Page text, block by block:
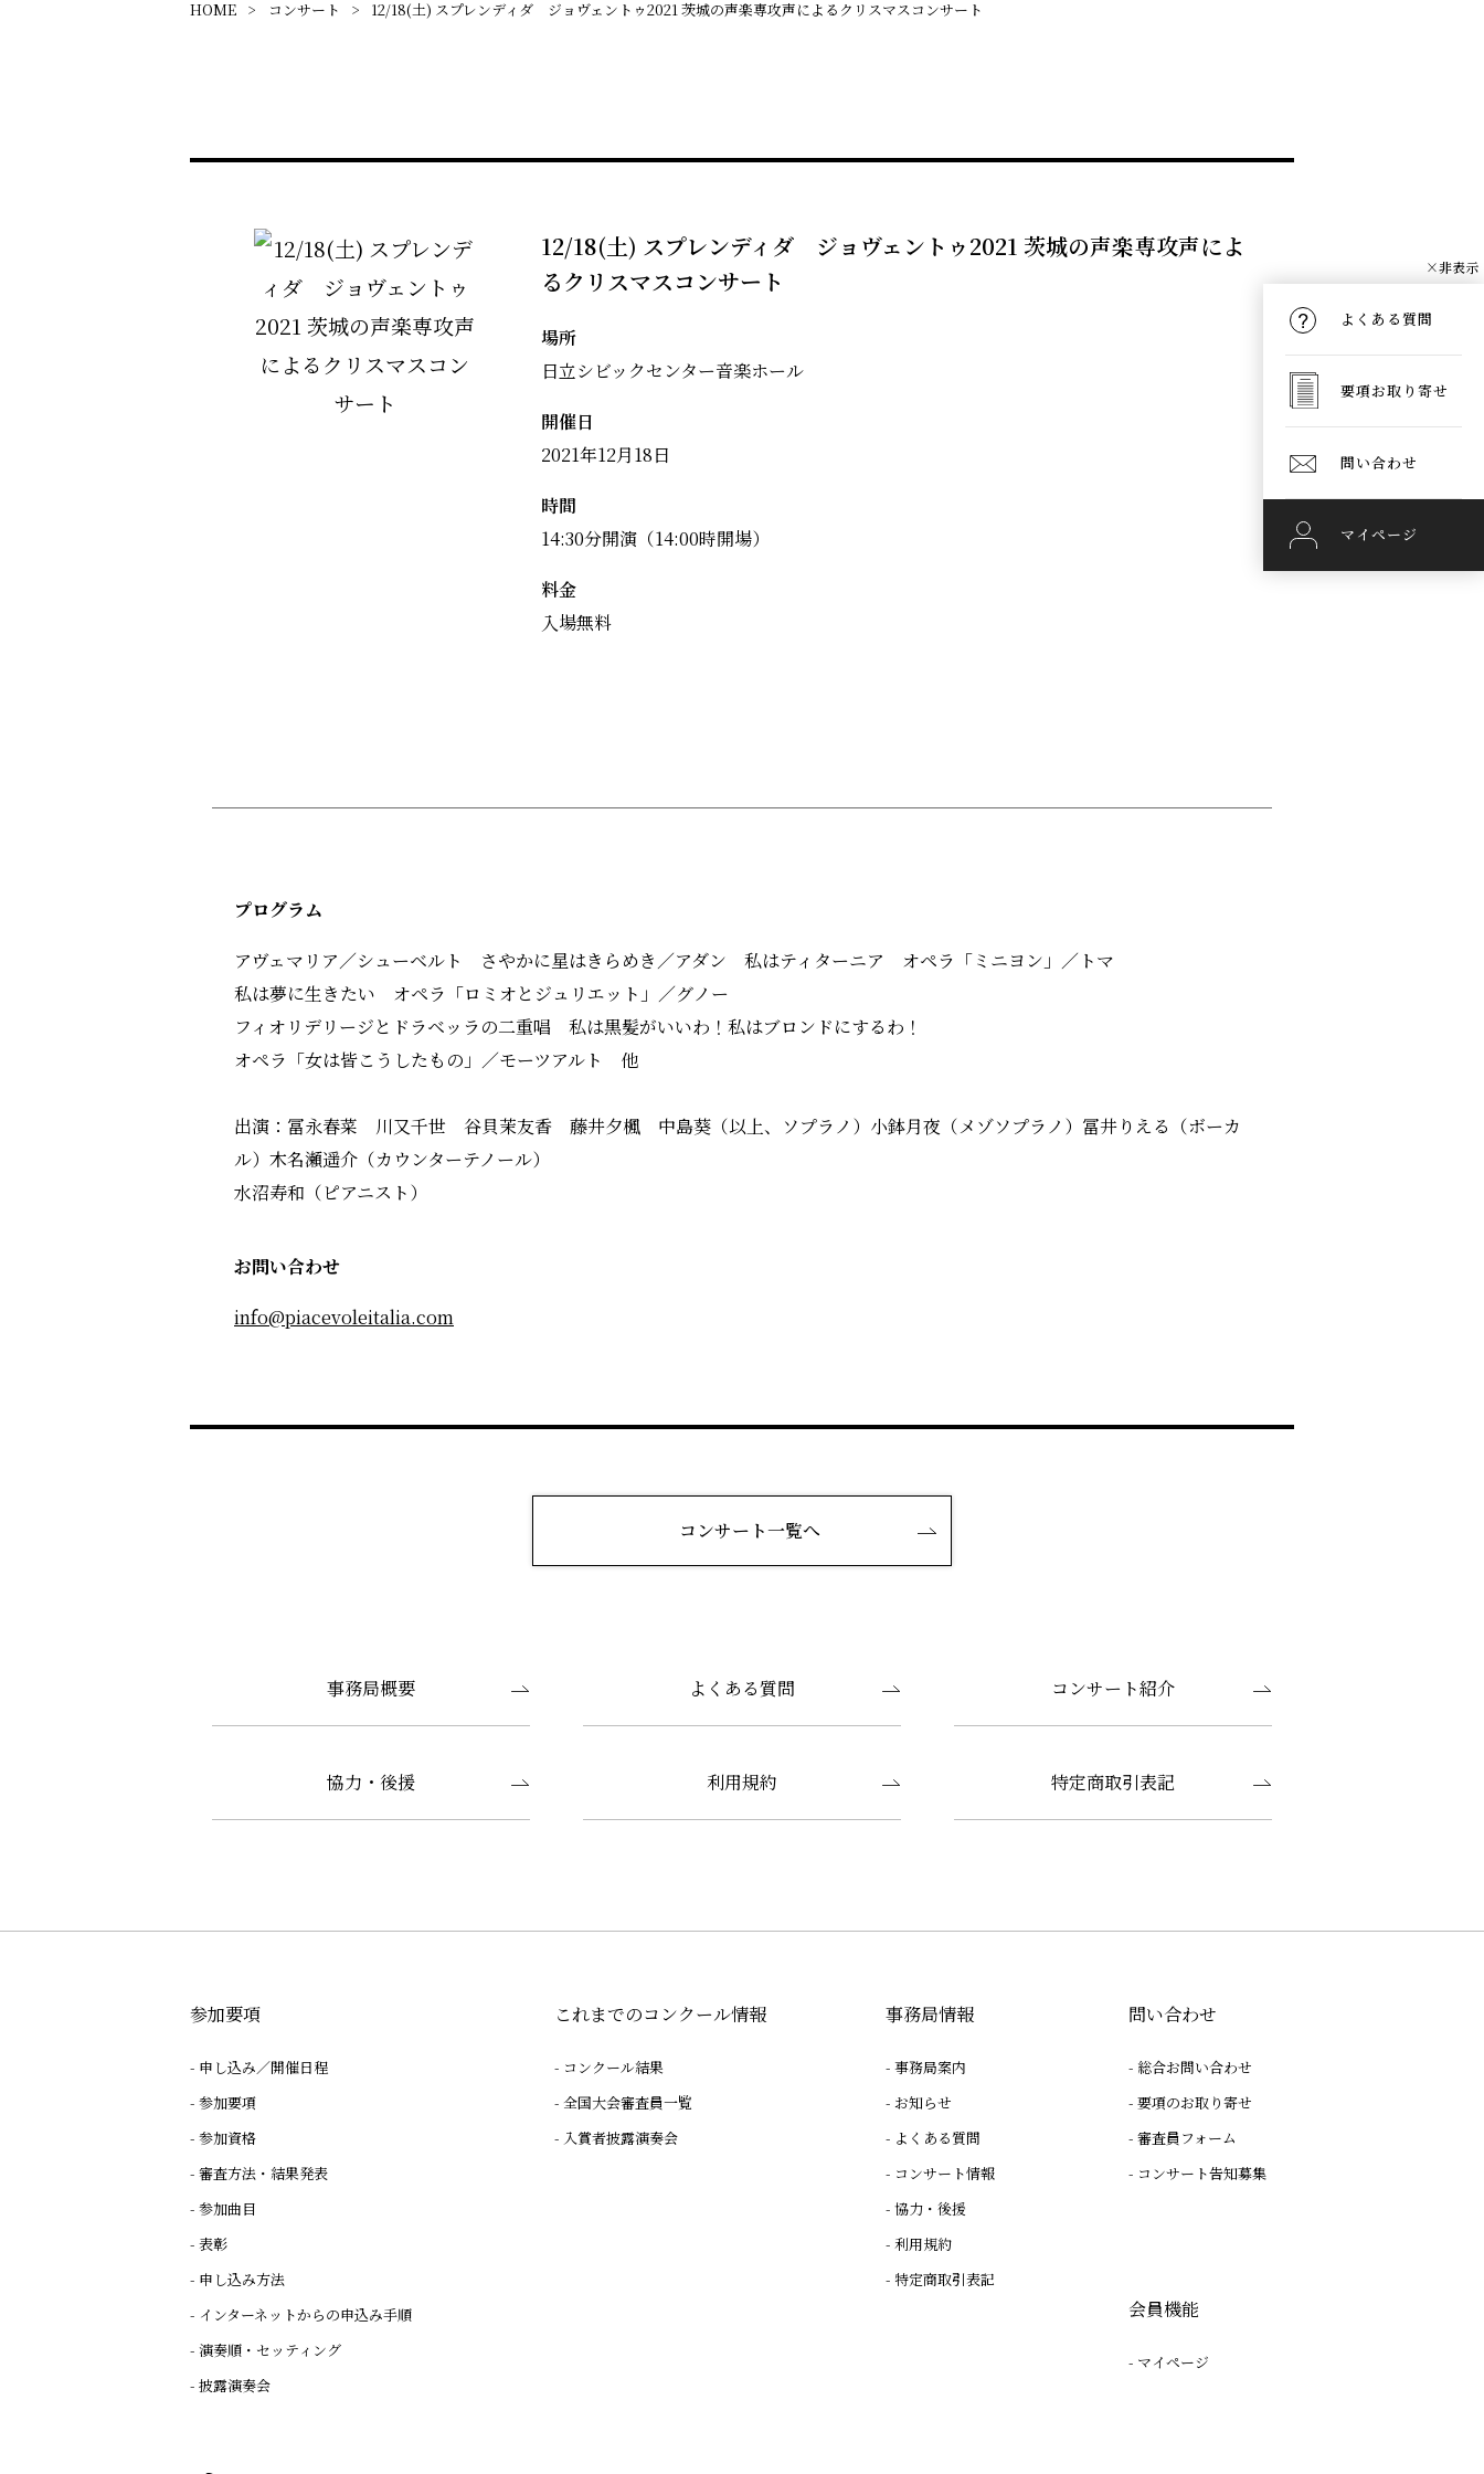
よくある質問
要項お取り寄せ
問い合わせ
マイページ
×非表示
HOME コンサート 12/18(土) スプレンディダ ジョヴェントゥ2021 茨城の声楽専攻声によるクリスマスコンサート
12/18(土) スプレンディダ ジョヴェントゥ2021 茨城の声楽専攻声によ
るクリスマスコンサート
場所
日立シビックセンター音楽ホール
開催日
2021年12月18日
時間
14:30分開演（14:00時開場）
料金
入場無料
プログラム
アヴェマリア／シューベルト さやかに星はきらめき／アダン 私はティターニア オペラ「ミニヨン」／トマ
私は夢に生きたい オペラ「ロミオとジュリエット」／グノー
フィオリデリージとドラベッラの二重唱 私は黒髪がいいわ！私はブロンドにするわ！
オペラ「女は皆こうしたもの」／モーツアルト 他
出演：冨永春菜 川又千世 谷貝茉友香 藤井夕楓 中島葵（以上、ソプラノ）小鉢月夜（メゾソプラノ）冨井りえる（ボーカ
ル）木名瀬遥介（カウンターテノール）
水沼寿和（ピアニスト）
お問い合わせ
info@piacevoleitalia.com
コンサート一覧へ
事務局概要 よくある質問 コンサート紹介
協力・後援 利用規約 特定商取引表記
参加要項
申し込み／開催日程
参加要項
参加資格
審査方法・結果発表
参加曲目
表彰
申し込み方法
インターネットからの申込み手順
演奏順・セッティング
披露演奏会
これまでのコンクール情報
コンクール結果
全国大会審査員一覧
入賞者披露演奏会
事務局情報
事務局案内
お知らせ
よくある質問
コンサート情報
協力・後援
利用規約
特定商取引表記
問い合わせ
総合お問い合わせ
要項のお取り寄せ
審査員フォーム
コンサート告知募集
会員機能
マイページ